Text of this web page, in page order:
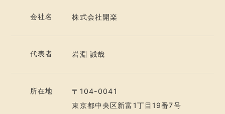
会社名 株式会社開楽
代表者 岩淵 誠哉
所在地
〒104-0041
東京都中央区新富1丁目19番7号